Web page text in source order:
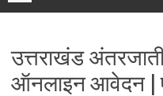
उत्तराखंड
ऑनलाइन आवेदन |